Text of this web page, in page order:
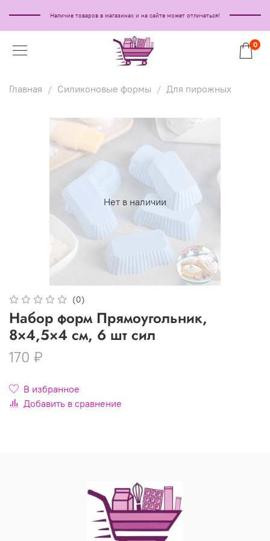
Наличие товаров в магазинах и на сайте может отличаться!
0
Главная Силиконовые формы Для пирожных
Нет в наличии
(0)
Набор форм Прямоугольник,
8×4,5×4 см, 6 шт сил
170 ₽
В избранное
Добавить в сравнение